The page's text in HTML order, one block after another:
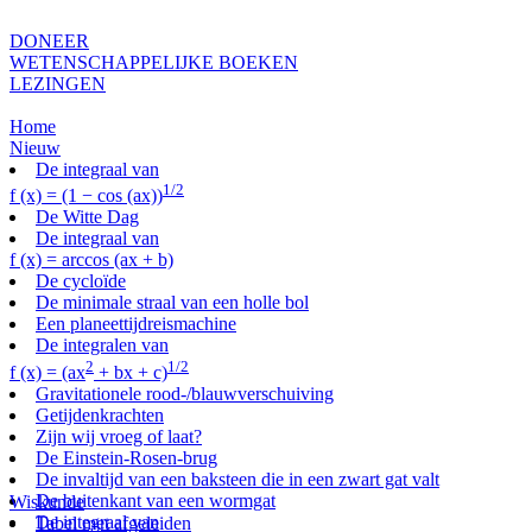
DONEER
WETENSCHAPPELIJKE BOEKEN
LEZINGEN
Home
Nieuw
De integraal van
f (x) = (1 − cos (ax))1/2
De Witte Dag
De integraal van
f (x) = arccos (ax + b)
De cycloïde
De minimale straal van een holle bol
Een planeettijdreismachine
De integralen van
f (x) = (ax2 + bx + c)1/2
Gravitationele rood-/blauwverschuiving
Getijdenkrachten
Zijn wij vroeg of laat?
De Einstein-Rosen-brug
De invaltijd van een baksteen die in een zwart gat valt
De buitenkant van een wormgat
De integraal van
Wiskunde
Tabel met afgeleiden